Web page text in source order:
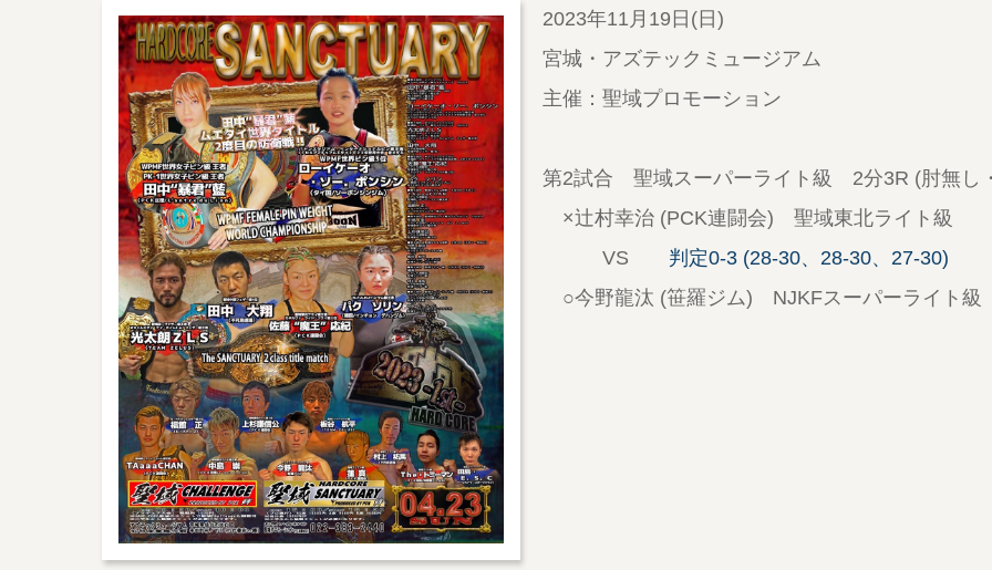
2023年11月19日(日)
宮城・アズテックミュージアム
主催：聖域プロモーション
第2試合 聖域スーパーライト級 2分3R (肘無し
×辻村幸治 (PCK連闘会) 聖域東北ライト級
VS 判定0-3 (28-30、28-30、27-30)
○今野龍汰 (笹羅ジム) NJKFスーパーライト級